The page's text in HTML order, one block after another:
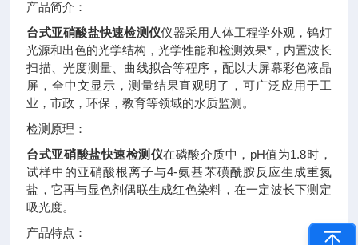
产品简介：
台式亚硝酸盐快速检测仪仪器采用人体工程学外观，钨灯
光源和出色的光学结构，光学性能和检测效果*，内置波长
扫描、光度测量、曲线拟合等程序，配以大屏幕彩色液晶
屏，全中文显示，测量结果直观明了，可广泛应用于工
业，市政，环保，教育等领域的水质监测。
检测原理：
台式亚硝酸盐快速检测仪在磷酸介质中，pH值为1.8时，
试样中的亚硝酸根离子与4-氨基苯磺酰胺反应生成重氮
盐，它再与显色剂偶联生成红色染料，在一定波长下测定
吸光度。
产品特点：